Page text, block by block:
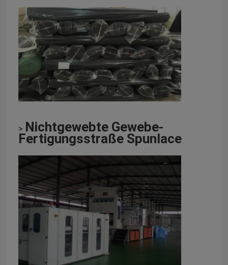
Zu Hause
Produkte
> Nichtgewebte Gewebe-
Fertigungsstraße Spunlace